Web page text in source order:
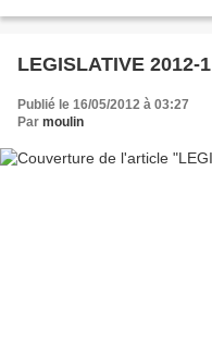
LEGISLATIVE 2012-1
Publié le 16/05/2012 à 03:27
Par moulin